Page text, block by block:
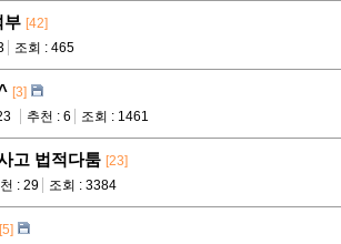
부 [42]
조회 : 465
[3]
추천 : 6 조회 : 1461
고 법적다툼 [23]
: 29 조회 : 3384
[5]